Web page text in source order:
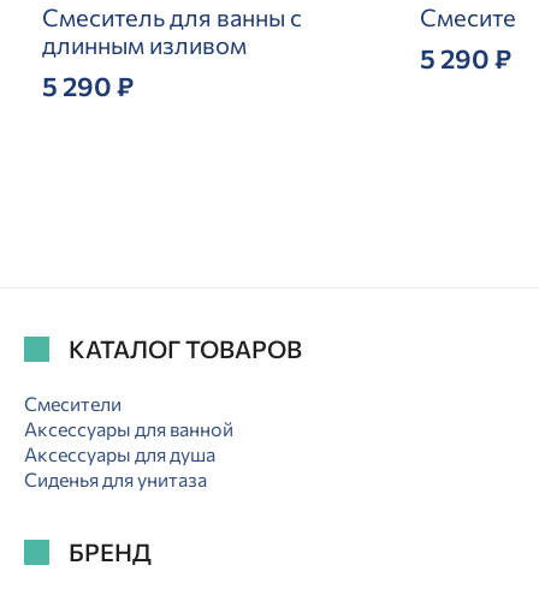
Смеситель для ванны с
длинным изливом
5 290 ₽
5 290 ₽
КАТАЛОГ ТОВАРОВ
Смесители
Аксессуары для ванной
Аксессуары для душа
Сиденья для унитаза
БРЕНД